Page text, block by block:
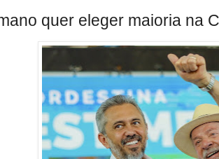
quer eleger maioria na